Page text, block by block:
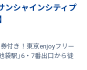
ンシャインシティプ
付き！東京enjoyフリー
駅」6・7番出口から徒